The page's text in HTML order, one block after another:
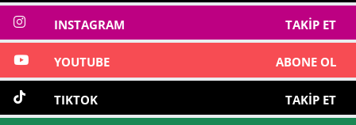
INSTAGRAM TAKIP ET
YOUTUBE ABONE OL
TIKTOK TAKIP ET